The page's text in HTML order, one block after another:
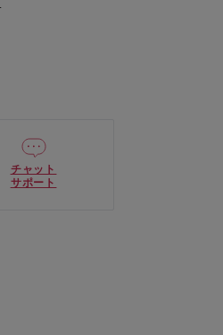
チャット
サポート